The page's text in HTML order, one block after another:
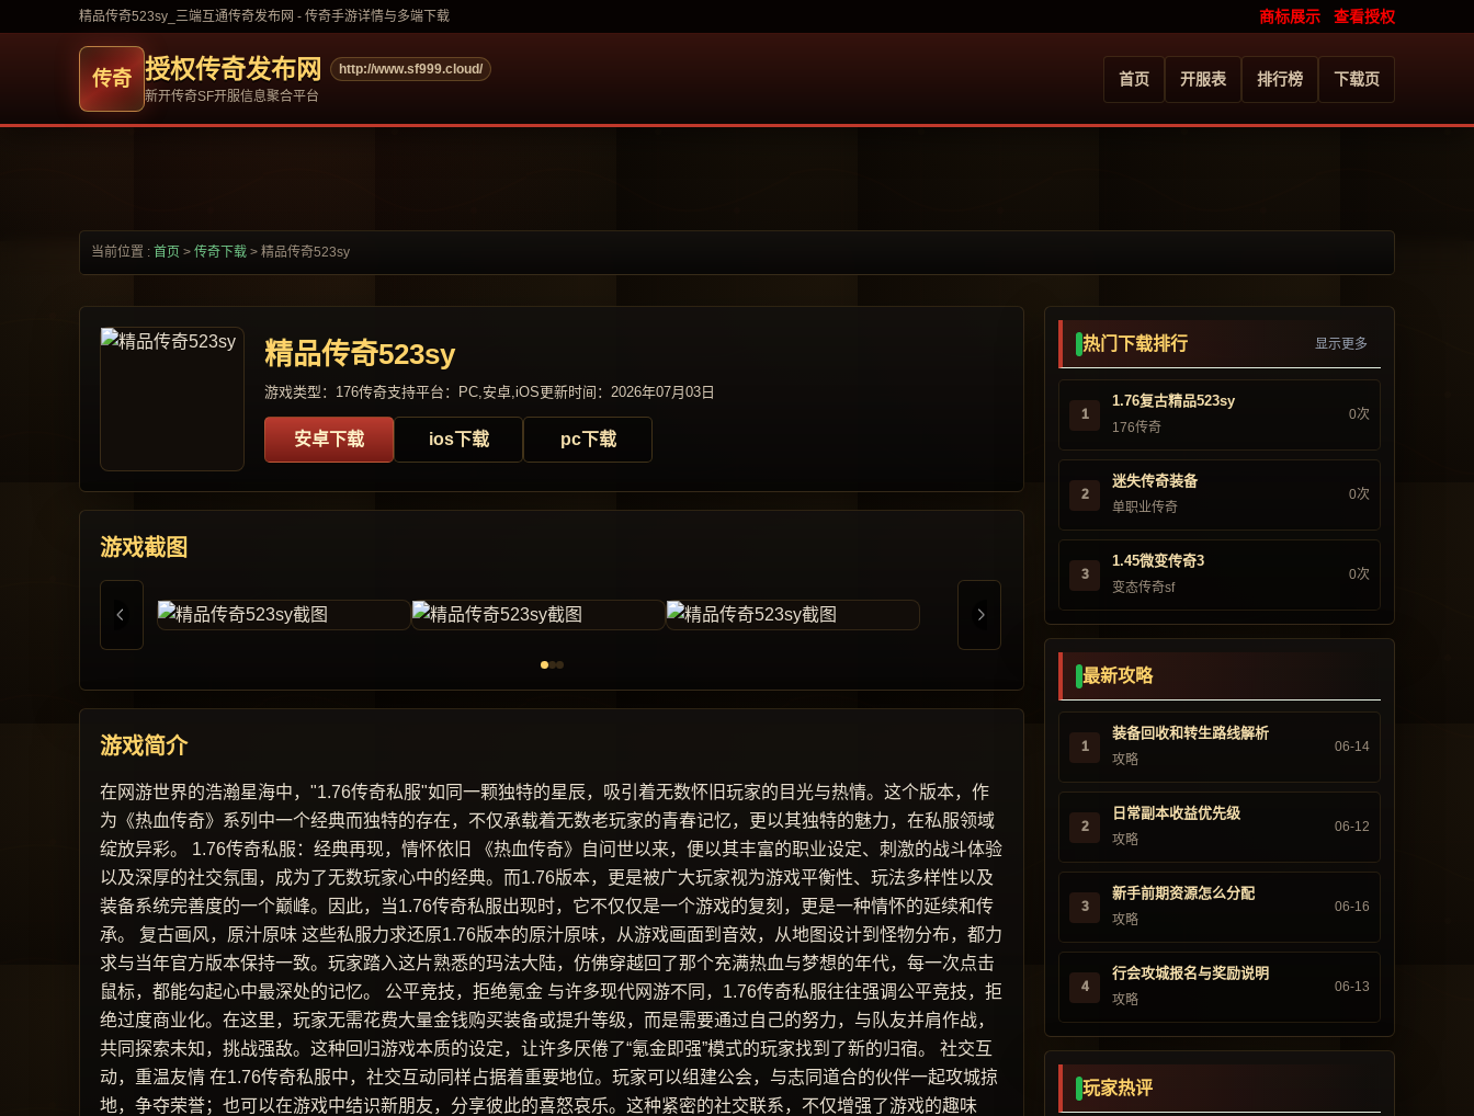
精品传奇523sy_三端互通传奇发布网 - 传奇手游详情与多端下载 商标展示 查看授权
授权传奇发布网
http://www.sf999.cloud/
新开传奇SF开服信息聚合平台
首页 开服表 排行榜 下载页
当前位置 : 首页 > 传奇下载 > 精品传奇523sy
精品传奇523sy
游戏类型：176传奇支持平台：PC,安卓,iOS更新时间：2026年07月03日
安卓下载 ios下载 pc下载
游戏截图
游戏简介
在网游世界的浩瀚星海中，"1.76传奇私服"如同一颗独特的星辰，吸引着无数怀旧玩家的目光与热情。这个版本，作
为《热血传奇》系列中一个经典而独特的存在，不仅承载着无数老玩家的青春记忆，更以其独特的魅力，在私服领域
绽放异彩。 1.76传奇私服：经典再现，情怀依旧 《热血传奇》自问世以来，便以其丰富的职业设定、刺激的战斗体验
以及深厚的社交氛围，成为了无数玩家心中的经典。而1.76版本，更是被广大玩家视为游戏平衡性、玩法多样性以及
装备系统完善度的一个巅峰。因此，当1.76传奇私服出现时，它不仅仅是一个游戏的复刻，更是一种情怀的延续和传
承。 复古画风，原汁原味 这些私服力求还原1.76版本的原汁原味，从游戏画面到音效，从地图设计到怪物分布，都力
求与当年官方版本保持一致。玩家踏入这片熟悉的玛法大陆，仿佛穿越回了那个充满热血与梦想的年代，每一次点击
鼠标，都能勾起心中最深处的记忆。 公平竞技，拒绝氪金 与许多现代网游不同，1.76传奇私服往往强调公平竞技，拒
绝过度商业化。在这里，玩家无需花费大量金钱购买装备或提升等级，而是需要通过自己的努力，与队友并肩作战，
共同探索未知，挑战强敌。这种回归游戏本质的设定，让许多厌倦了“氪金即强”模式的玩家找到了新的归宿。 社交互
动，重温友情 在1.76传奇私服中，社交互动同样占据着重要地位。玩家可以组建公会，与志同道合的伙伴一起攻城掠
地，争夺荣誉；也可以在游戏中结识新朋友，分享彼此的喜怒哀乐。这种紧密的社交联系，不仅增强了游戏的趣味
热门下载排行 显示更多
1
1.76复古精品523sy
176传奇
0次
2
迷失传奇装备
单职业传奇
0次
3
1.45微变传奇3
变态传奇sf
0次
最新攻略
1
装备回收和转生路线解析
攻略
06-14
2
日常副本收益优先级
攻略
06-12
3
新手前期资源怎么分配
攻略
06-16
4
行会攻城报名与奖励说明
攻略
06-13
玩家热评